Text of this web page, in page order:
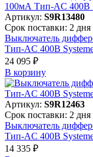
Артикул: S9R13480
Срок поставки: 2 дня
Выключатель
Тип-AC 400В
24 095 ₽
В корзинy
Артикул: S9R12463
Срок поставки: 2 дня
Выключатель
Тип-AC 400В
14 335 ₽